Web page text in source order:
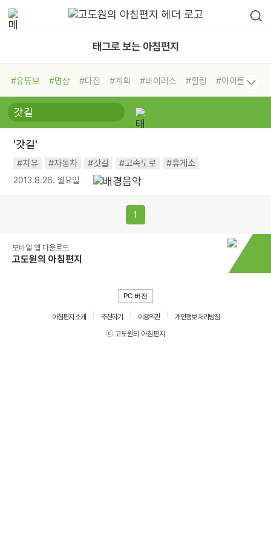
태그로 보는 아침편지
#유튜브 #명상 #다짐 #계획 #바이러스 #힐링
#아이들
#비전캠프
#독서캠프 #삶
#희망
#나눔 #친구 #링컨학교
#독서
'갓길'
#치유 #자동차 #갓길 #고속도로 #휴게소
2013.8.26. 월요일
1
모바일 앱 다운로드
고도원의 아침편지
PC 버전
아침편지 소개 추천하기 이용약관
개인정보 처리방침
ⓒ 고도원의 아침편지